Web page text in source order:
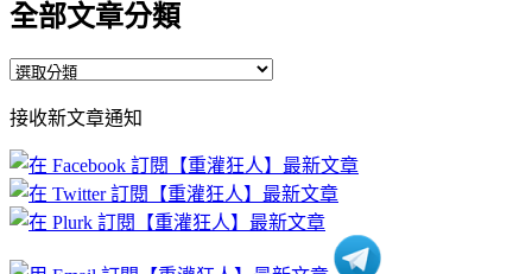
全部文章分類
全
文
章
分
類
接收新文章通知